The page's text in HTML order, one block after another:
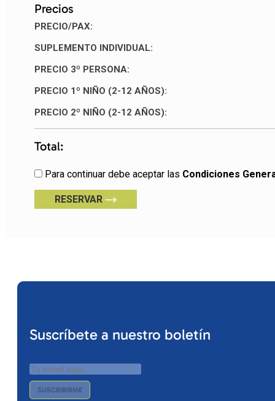
Precios
PRECIO/PAX:
SUPLEMENTO INDIVIDUAL:
PRECIO 3º PERSONA:
PRECIO 1º NIÑO (2-12 AÑOS):
PRECIO 2º NIÑO (2-12 AÑOS):
Total:
Para continuar debe aceptar las Condiciones
RESERVAR
Suscríbete a nuestro boletín
SUSCRIBIRME